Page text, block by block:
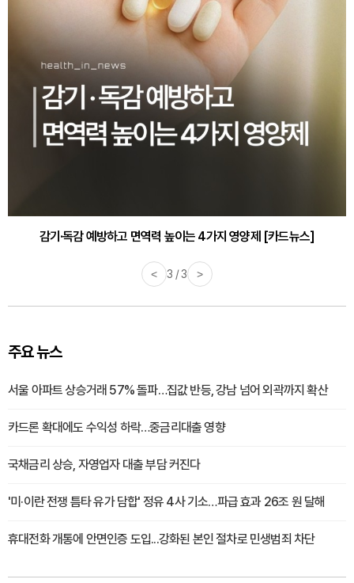
감기·독감 예방하고 면역력 높이는 4가지 영양제 [카드뉴스]
< 3 / 3 >
주요 뉴스
서울 아파트 상승거래 57% 돌파…집값 반등, 강남 넘어 외곽까지 확산
카드론 확대에도 수익성 하락…중금리대출 영향
국채금리 상승, 자영업자 대출 부담 커진다
'미·이란 전쟁 틈타 유가 담합' 정유 4사 기소…파급 효과 26조 원 달해
휴대전화 개통에 안면인증 도입...강화된 본인 절차로 민생범죄 차단